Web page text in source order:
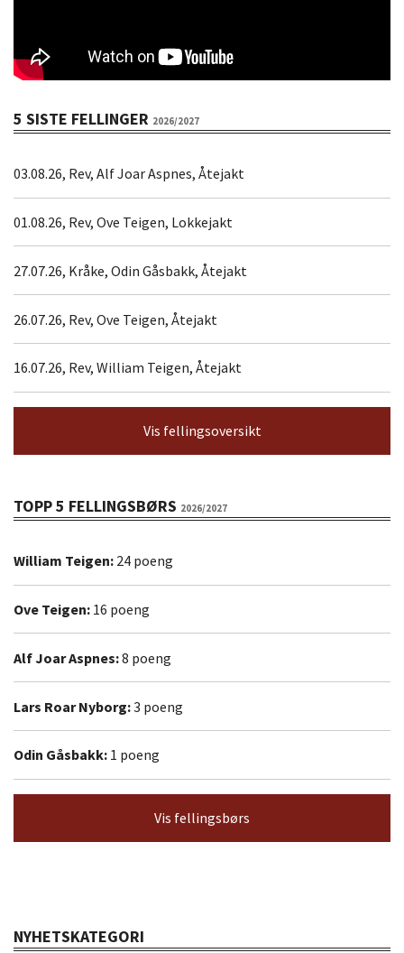
5 SISTE FELLINGER 2026/2027
03.08.26, Rev, Alf Joar Aspnes, Åtejakt
01.08.26, Rev, Ove Teigen, Lokkejakt
27.07.26, Kråke, Odin Gåsbakk, Åtejakt
26.07.26, Rev, Ove Teigen, Åtejakt
16.07.26, Rev, William Teigen, Åtejakt
Vis fellingsoversikt
TOPP 5 FELLINGSBØRS 2026/2027
William Teigen: 24 poeng
Ove Teigen: 16 poeng
Alf Joar Aspnes:8 poeng
Lars Roar Nyborg:3 poeng
Odin Gåsbakk: 1 poeng
Vis fellingsbørs
NYHETSKATEGORI